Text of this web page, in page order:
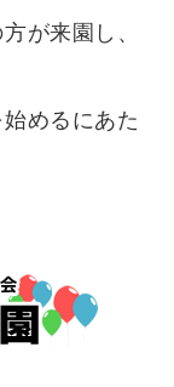
が来園し、
めるにあた